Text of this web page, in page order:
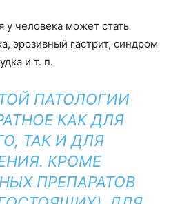
у человека может стать
эрозивный гастрит, синдром
и т. п.
ПАТОЛОГИИ
КАК ДЛЯ
ТАК И ДЛЯ
КРОМЕ
ПРЕПАРАТОВ